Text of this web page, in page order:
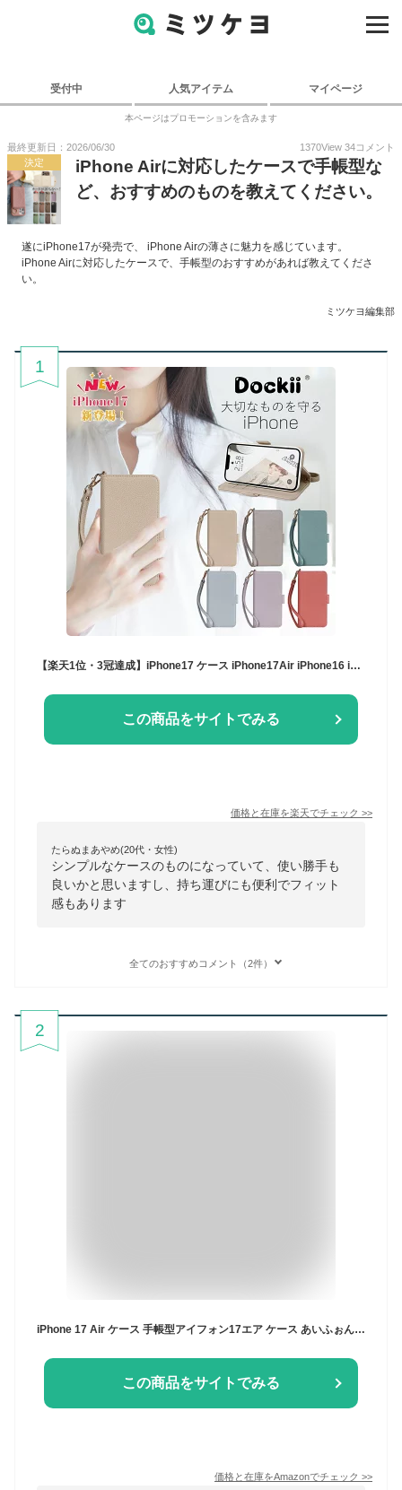
受付中 人気アイテム マイページ
本ページはプロモーションを含みます
最終更新日：2026/06/30 1370View 34コメント
決定
iPhone Airに対応したケースで手帳型な
ど、おすすめのものを教えてください。
遂にiPhone17が発売で、 iPhone Airの薄さに魅力を感じています。
iPhone Airに対応したケースで、手帳型のおすすめがあれば教えてくださ
い。
ミツケヨ編集部
1
【楽天1位・3冠達成】iPhone17 ケース iPhone17Air iPhone16 iPhone16Pro 手帳型ケース iPhone16 ProMax 16PLUS iPhone15 iPhone14Pro 14Plus 14ProMax iphone13mini iPhoneSE第3世代 iPhone12 iPhone 13 12pro mini promax ケース iPhone se 11 8 7カバー iphonese第二世代
この商品をサイトでみる
価格と在庫を楽天でチェック >>
たらぬまあやめ(20代・女性)
シンプルなケースのものになっていて、使い勝手も
良いかと思いますし、持ち運びにも便利でフィット
感もあります
全てのおすすめコメント（2件）
2
iPhone 17 Air ケース 手帳型アイフォン17エア ケース あいふぉん カバー 携帯カバー スマホカバー 肌触り良い レザー RFID磁気防止 スマホケース 携帯ケース サイドマグネット 耐衝撃 耐摩擦 スタンド機能 財布型 カード入れ (iPhone 17 Air 対応)スカイブルー
この商品をサイトでみる
価格と在庫をAmazonでチェック >>